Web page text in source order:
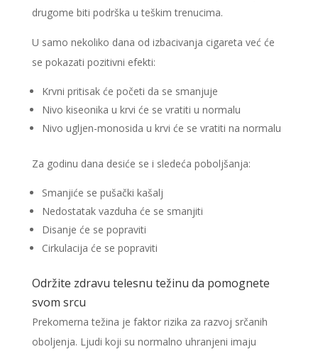
drugome biti podrška u teškim trenucima.
U samo nekoliko dana od izbacivanja cigareta već će
se pokazati pozitivni efekti:
Krvni pritisak će početi da se smanjuje
Nivo kiseonika u krvi će se vratiti u normalu
Nivo ugljen-monosida u krvi će se vratiti na normalu
Za godinu dana desiće se i sledeća poboljšanja:
Smanjiće se pušački kašalj
Nedostatak vazduha će se smanjiti
Disanje će se popraviti
Cirkulacija će se popraviti
Održite zdravu telesnu težinu da pomognete
svom srcu
Prekomerna težina je faktor rizika za razvoj srčanih
oboljenja. Ljudi koji su normalno uhranjeni imaju